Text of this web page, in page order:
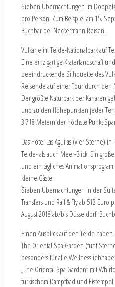
Sieben Übernachtungen im
pro Person. Zum Beispiel am 15.
Buchbar bei Neckermann Reisen.
Vulkane im Teide-Nationalpark auf
Eine einzigartige Kraterlandschaft
beeindruckende Silhouette des
Reisende auf einer Tour durch den
Der größte Naturpark der Kanaren
und zu den Höhepunkten jeder
3.718 Metern der höchste Punkt
Das Hotel Las Aguilas (vier Sterne)
Teide- als auch Meer-Blick. Ein
und ein tägliches
kleine Gäste.
Sieben Übernachtungen in der
Transfers und Rail & Fly ab 513 Euro
August 2018 ab/bis Düsseldorf.
Einen Ausblick auf den Teide
The Oriental Spa Garden (fünf
besonders für alle
„The Oriental Spa Garden“ mit
türkischem Dampfbad und